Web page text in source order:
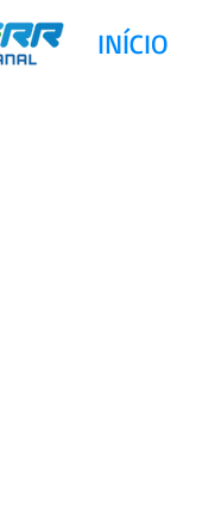
INÍCIO